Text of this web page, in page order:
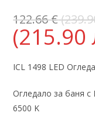
122.66€
(215.90
ICL 1498 LED
Огледало за баня с
6500 K